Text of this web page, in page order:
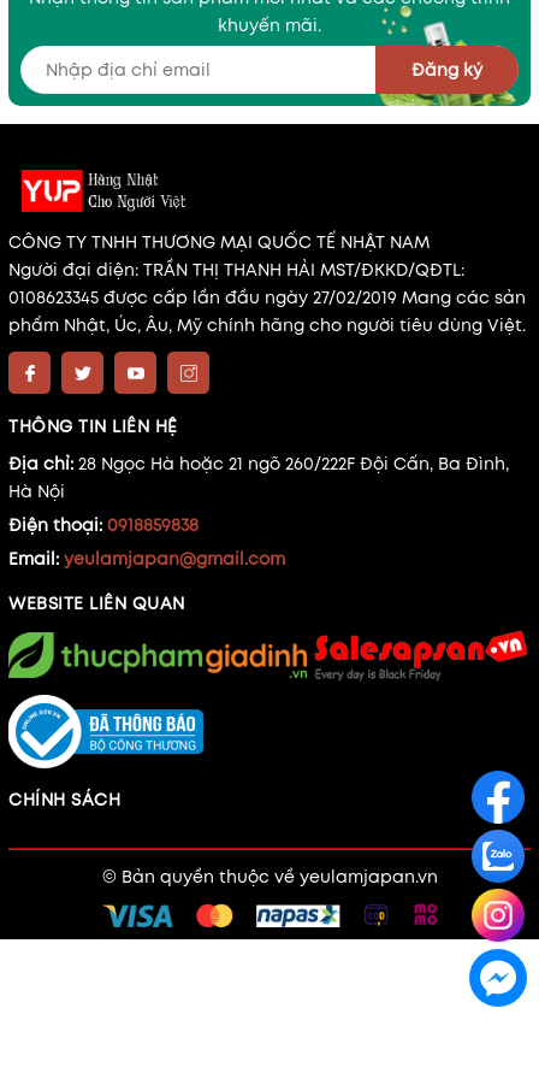
khuyến mãi.
Đăng ký
CÔNG TY TNHH THƯƠNG MẠI QUỐC TẾ NHẬT NAM
Người đại diện: TRẦN THỊ THANH HẢI MST/ĐKKD/QĐTL:
0108623345 được cấp lần đầu ngày 27/02/2019 Mang các sản
phẩm Nhật, Úc, Âu, Mỹ chính hãng cho người tiêu dùng Việt.
THÔNG TIN LIÊN HỆ
Địa chỉ: 28 Ngọc Hà hoặc 21 ngõ 260/222F Đội Cấn, Ba Đình,
Hà Nội
Điện thoại: 0918859838
Email: yeulamjapan@gmail.com
WEBSITE LIÊN QUAN
CHÍNH SÁCH
© Bản quyền thuộc về yeulamjapan.vn